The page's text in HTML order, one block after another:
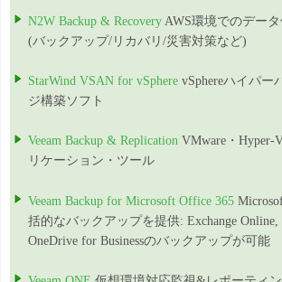
N2W Backup & Recovery AWS環境でのデー
(バックアップ/リカバリ/災害対策など)
StarWind VSAN for vSphere vSphereハイパー
ジ構築ソフト
Veeam Backup & Replication VMware・Hyper-
リケーション・ツール
Veeam Backup for Microsoft Office 365
括的なバックアップを提供: Exchange Online,
OneDrive for Businessのバックアップが可能